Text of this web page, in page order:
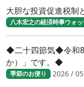
大胆な投資促進税制
八木宏之の経済時事ウォ
◆二十四節気◆令和8
か）」です。◆
季節のお便り 2026 /